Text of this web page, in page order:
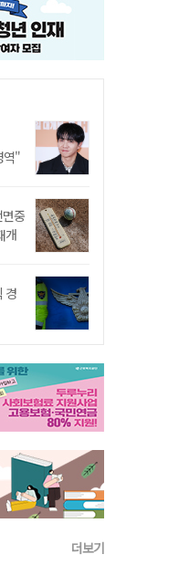
역"
중
개
경
더보기